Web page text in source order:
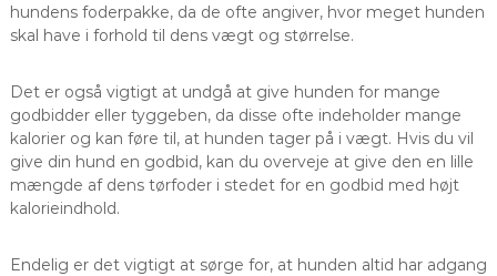
hundens foderpakke, da de ofte angiver, hvor meget hunden
skal have i forhold til dens vægt og størrelse.
Det er også vigtigt at undgå at give hunden for mange
godbidder eller tyggeben, da disse ofte indeholder mange
kalorier og kan føre til, at hunden tager på i vægt. Hvis du vil
give din hund en godbid, kan du overveje at give den en lille
mængde af dens tørfoder i stedet for en godbid med højt
kalorieindhold.
Endelig er det vigtigt at sørge for, at hunden altid har adgang